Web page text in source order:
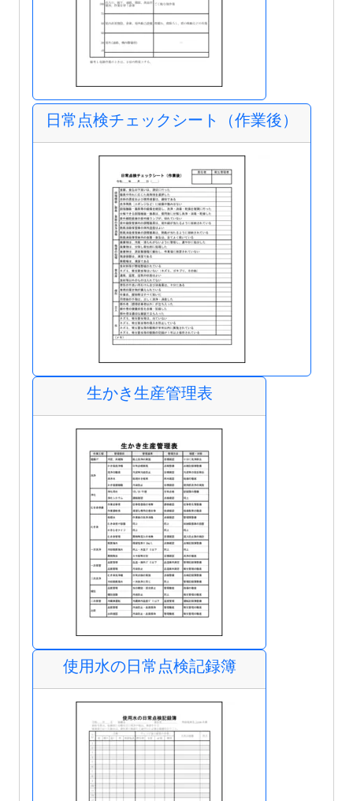
日常点検チェックシート（作業後）
生かき生産管理表
使用水の日常点検記録簿